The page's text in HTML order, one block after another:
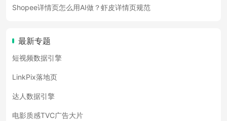
Shopee详情页怎么用AI做？虾皮详情页规范
最新专题
短视频数据引擎
LinkPix落地页
达人数据引擎
电影质感TVC广告大片